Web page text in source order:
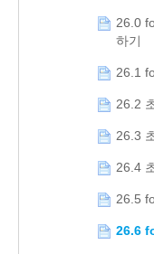
26.0
하기
26.1
26.2
26.3
26.4
26.5
26.6